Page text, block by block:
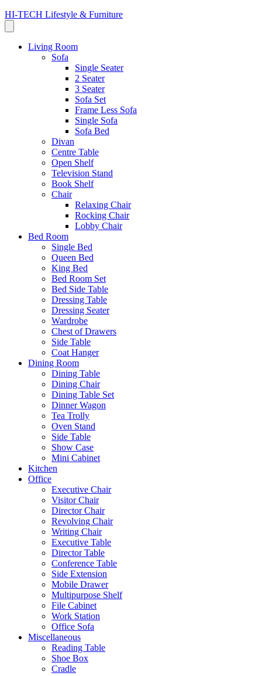
HI-TECH Lifestyle & Furniture
Living Room
Sofa
Single Seater
2 Seater
3 Seater
Sofa Set
Frame Less Sofa
Single Sofa
Sofa Bed
Divan
Centre Table
Open Shelf
Television Stand
Book Shelf
Chair
Relaxing Chair
Rocking Chair
Lobby Chair
Bed Room
Single Bed
Queen Bed
King Bed
Bed Room Set
Bed Side Table
Dressing Table
Dressing Seater
Wardrobe
Chest of Drawers
Side Table
Coat Hanger
Dining Room
Dining Table
Dining Chair
Dining Table Set
Dinner Wagon
Tea Trolly
Oven Stand
Side Table
Show Case
Mini Cabinet
Kitchen
Office
Executive Chair
Visitor Chair
Director Chair
Revolving Chair
Writing Chair
Executive Table
Director Table
Conference Table
Side Extension
Mobile Drawer
Multipurpose Shelf
File Cabinet
Work Station
Office Sofa
Miscellaneous
Reading Table
Shoe Box
Cradle